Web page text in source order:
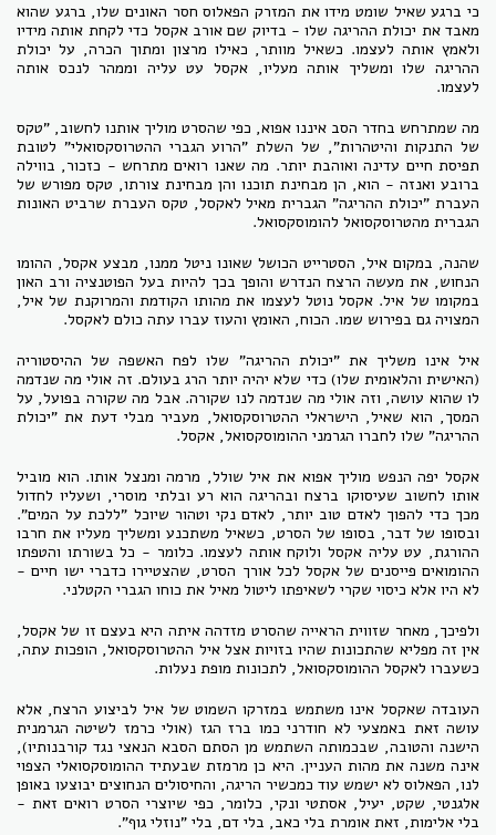
כי ברגע שאיל שומט מידו את המזרק הפאלוס חסר האונים שלו, ברגע שהוא
מאבד את יכולת ההריגה שלו - בדיוק שם אורב אקסל כדי לקחת אותה מידיו
ולאמץ אותה לעצמו. כשאיל מוותר, כאילו מרצון ומתוך הכרה, על יכולת
ההריגה שלו ומשליך אותה מעליו, אקסל עט עליה וממהר לנכס אותה
לעצמו.
מה שמתרחש בחדר הסב איננו אפוא, כפי שהסרט מוליך אותנו לחשוב, "טקס
של התנקות והיטהרות", של השלת "הרוע הגברי ההטרוסקסואלי" לטובת
תפיסת חיים עדינה ואוהבת יותר. מה שאנו רואים מתרחש - כזכור, בווילה
ברובע ואנזה - הוא, הן מבחינת תוכנו והן מבחינת צורתו, טקס מפורש של
העברת "יכולת ההריגה" הגברית מאיל לאקסל, טקס העברת שרביט האונות
הגברית מהטרוסקסואל להומוסקסואל.
שהנה, במקום איל, הסטרייט הכושל שאונו ניטל ממנו, מבצע אקסל, ההומו
הנחוש, את מעשה הרצח הנדרש והופך בכך להיות בעל הפוטנציה ורב האון
במקומו של איל. אקסל נוטל לעצמו את מהותו הקודמת והמרוקנת של איל,
המצויה גם בפירוש שמו. הכוח, האומץ והעוז עברו עתה כולם לאקסל.
איל אינו משליך את "יכולת ההריגה" שלו לפח האשפה של ההיסטוריה
(האישית והלאומית שלו) כדי שלא יהיה יותר הרג בעולם. זה אולי מה שנדמה
לו שהוא עושה, וזה אולי מה שנדמה לנו שקורה. אבל מה שקורה בפועל, על
המסך, הוא שאיל, הישראלי ההטרוסקסואל, מעביר מבלי דעת את "יכולת
ההריגה" שלו לחברו הגרמני ההומוסקסואל, אקסל.
אקסל יפה הנפש מוליך אפוא את איל שולל, מרמה ומנצל אותו. הוא מוביל
אותו לחשוב שעיסוקו ברצח ובהריגה הוא רע ובלתי מוסרי, ושעליו לחדול
מכך כדי להפוך לאדם טוב יותר, לאדם נקי וטהור שיוכל "ללכת על המים".
ובסופו של דבר, בסופו של הסרט, כשאיל משתכנע ומשליך מעליו את חרבו
ההורגת, עט עליה אקסל ולוקח אותה לעצמו. כלומר - כל בשורתו והטפתו
ההומואים פייסנים של אקסל לכל אורך הסרט, שהצטיירו כדברי ישו חיים -
לא היו אלא כיסוי שקרי לשאיפתו ליטול מאיל את כוחו הגברי הקטלני.
ולפיכך, מאחר שזווית הראייה שהסרט מזדהה איתה היא בעצם זו של אקסל,
אין זה מפליא שהתכונות שהיו בזויות אצל איל ההטרוסקסואל, הופכות עתה,
כשעברו לאקסל ההומוסקסואל, לתכונות מופת נעלות.
העובדה שאקסל אינו משתמש במזרקו השמוט של איל לביצוע הרצח, אלא
עושה זאת באמצעי לא חודרני כמו ברז הגז (אולי כרמז לשיטה הגרמנית
הישנה והטובה, שבכמותה השתמש מן הסתם הסבא הנאצי נגד קורבנותיו),
אינה משנה את מהות העניין. היא כן מרמזת שבעתיד ההומוסקסואלי הצפוי
לנו, הפאלוס לא ישמש עוד כמכשיר הריגה, והחיסולים הנחוצים יבוצעו באופן
אלגנטי, שקט, יעיל, אסתטי ונקי, כלומר, כפי שיוצרי הסרט רואים זאת -
בלי אלימות, זאת אומרת בלי כאב, בלי דם, בלי "נוזלי גוף".